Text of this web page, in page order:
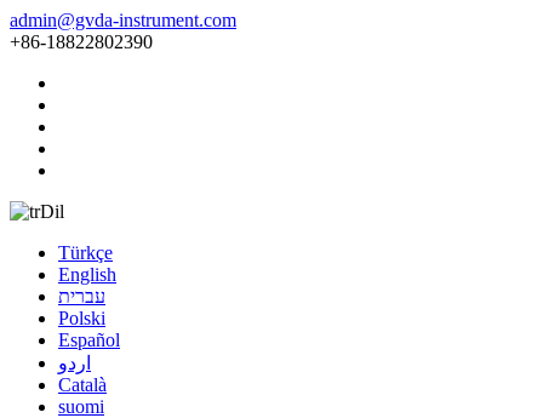
admin@gvda-instrument.com
+86-18822802390
Dil
Türkçe
English
עברית
Polski
Español
اردو
Català
suomi